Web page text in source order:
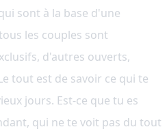
sont à la base d'une
les couples sont
d'autres ouverts,
tout est de savoir ce qui te
jours. Est-ce que tu es
qui ne te voit pas du tout